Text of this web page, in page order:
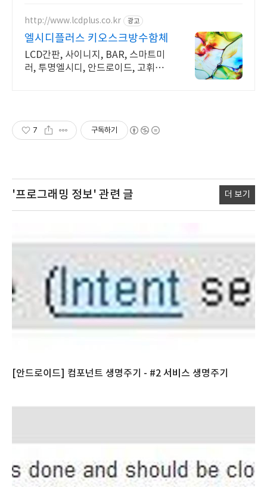
http://www.lcdplus.co.kr 광고
엘시디플러스 키오스크방수함체
LCD간판, 사이니지, BAR, 스마트미
러, 투명엘시디, 안드로이드, 고휘도D
7 구독하기
'프로그래밍 정보' 관련 글 더 보기
[안드로이드] 컴포넌트 생명주기 - #2 서비스 생명주기